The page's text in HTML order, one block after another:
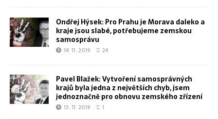
Ondřej Hýsek: Pro Prahu je Morava daleko a
kraje jsou slabé, potřebujeme zemskou
samosprávu
14. 11. 2019 24
Pavel Blažek: Vytvoření samosprávných
krajů byla jedna z největších chyb, jsem
jednoznačně pro obnovu zemského zřízení
13. 11. 2019 1